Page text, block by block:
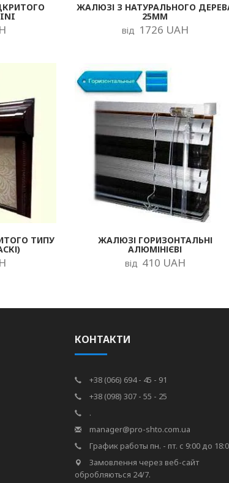
ЖАЛЮЗІ З НАТУРАЛЬНОГО
25ММ
від 1726 UAH
ТИПУ ЖАЛЮЗІ ГОРИЗОНТАЛЬНІ
АЛЮМІНІЄВІ
від 410 UAH
КОНТАКТИ
+38 (066) 694 - 45 - 91
+38 (098) 307 - 55 - 25
.
manager@pro-shto.com.ua
График работы пн. - пт. с 9:00 до
Замовлення через веб-сайт
обробляються 24/7.